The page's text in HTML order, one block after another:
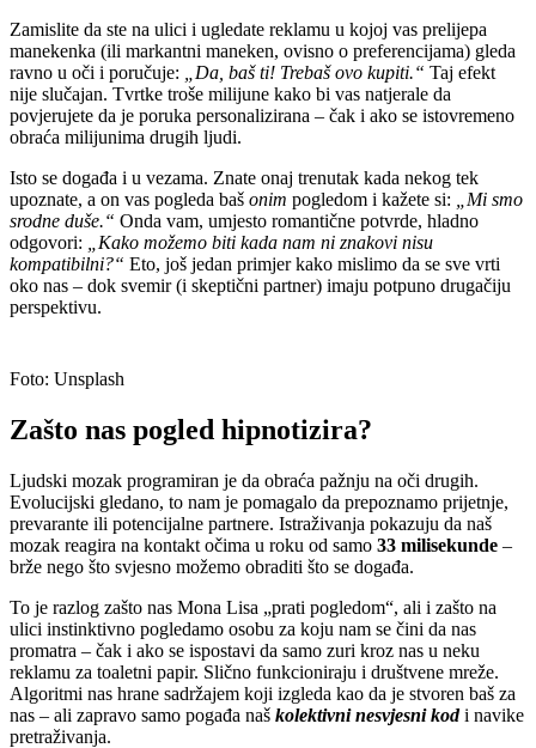
Zamislite da ste na ulici i ugledate reklamu u kojoj vas prelijepa
manekenka (ili markantni maneken, ovisno o preferencijama) gleda
ravno u oči i poručuje:
„Da, baš ti! Trebaš ovo kupiti.“ Taj efekt
nije slučajan. Tvrtke troše milijune kako bi vas natjerale da
povjerujete da je poruka personalizirana – čak i ako se istovremeno
obraća milijunima drugih ljudi.
Isto se događa i u vezama. Znate onaj trenutak kada nekog tek
upoznate, a on vas pogleda baš onim pogledom i kažete si:
„Mi smo
srodne duše.“ Onda vam, umjesto romantične potvrde, hladno
odgovori:
„Kako možemo biti kada nam ni znakovi nisu
kompatibilni?“ Eto, još jedan primjer kako mislimo da se sve vrti
oko nas – dok svemir (i skeptični partner) imaju potpuno drugačiju
perspektivu.
Foto: Unsplash
Zašto nas pogled hipnotizira?
Ljudski mozak programiran je da obraća pažnju na oči drugih.
Evolucijski gledano, to nam je pomagalo da prepoznamo prijetnje,
prevarante ili potencijalne partnere. Istraživanja pokazuju da naš
mozak reagira na kontakt očima u roku od samo 33 milisekunde –
brže nego što svjesno možemo obraditi što se događa.
To je razlog zašto nas Mona Lisa „prati pogledom“, ali i zašto na
ulici instinktivno pogledamo osobu za koju nam se čini da nas
promatra – čak i ako se ispostavi da samo zuri kroz nas u neku
reklamu za toaletni papir. Slično funkcioniraju i društvene mreže.
Algoritmi nas hrane sadržajem koji izgleda kao da je stvoren baš za
nas – ali zapravo samo pogađa naš kolektivni nesvjesni kodi navike
pretraživanja.